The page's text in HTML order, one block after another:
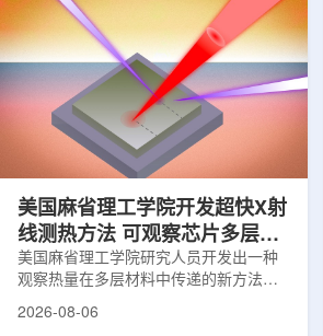
连接起来，使医务人员能够更准确地
确...
美国麻省理工学院开发超快X射
线测热方法 可观察芯片多层结
构热传递
美国麻省理工学院研究人员开发出一种
观察热量在多层材料中传递的新方法，
2026-08-06